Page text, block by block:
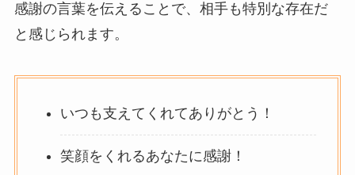
感謝の言葉を伝えることで、相手も特別な存在だ
と感じられます。
いつも支えてくれてありがとう！
笑顔をくれるあなたに感謝！